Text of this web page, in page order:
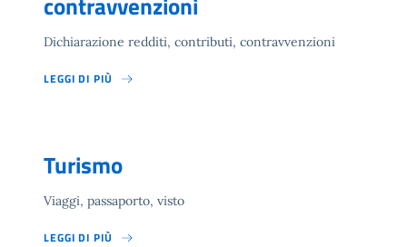
Dichiarazione redditi, contributi, contravvenzioni
LEGGI DI PIÙ
Turismo
Viaggi, passaporto, visto
LEGGI DI PIÙ